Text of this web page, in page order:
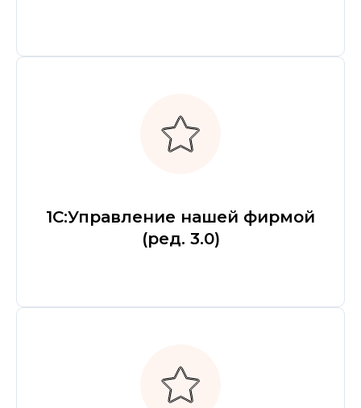
1С:Управление нашей фирмой
(ред. 3.0)